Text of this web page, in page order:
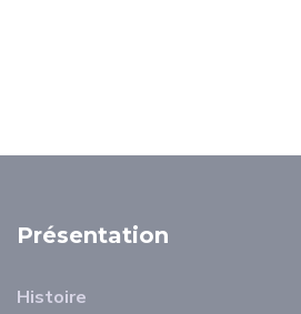
Présentation
Histoire